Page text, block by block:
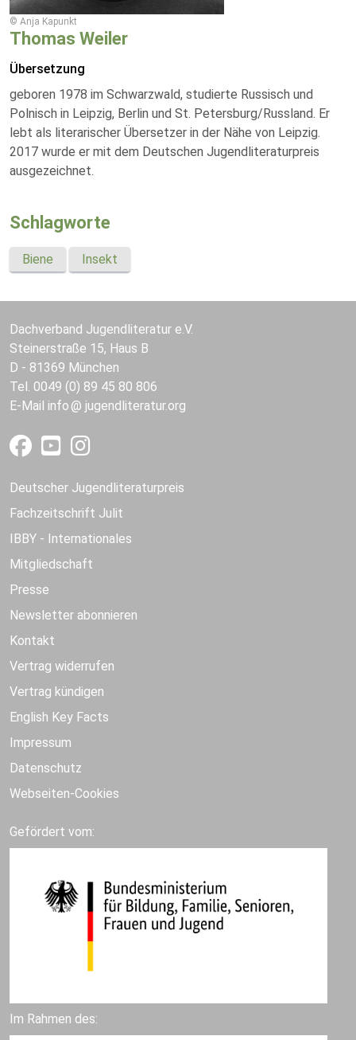
© Anja Kapunkt
Thomas Weiler
Übersetzung
geboren 1978 im Schwarzwald, studierte Russisch und
Polnisch in Leipzig, Berlin und St. Petersburg/Russland. Er
lebt als literarischer Übersetzer in der Nähe von Leipzig.
2017 wurde er mit dem Deutschen Jugendliteraturpreis
ausgezeichnet.
Schlagworte
Biene Insekt
Dachverband Jugendliteratur e.V.
Steinerstraße 15, Haus B
D - 81369 München
Tel. 0049 (0) 89 45 80 806
E-Mail info jugendliteratur.org
Deutscher Jugendliteraturpreis
Fachzeitschrift Julit
IBBY - Internationales
Mitgliedschaft
Presse
Newsletter abonnieren
Kontakt
Vertrag widerrufen
Vertrag kündigen
English Key Facts
Impressum
Datenschutz
Webseiten-Cookies
Gefördert vom:
Im Rahmen des: